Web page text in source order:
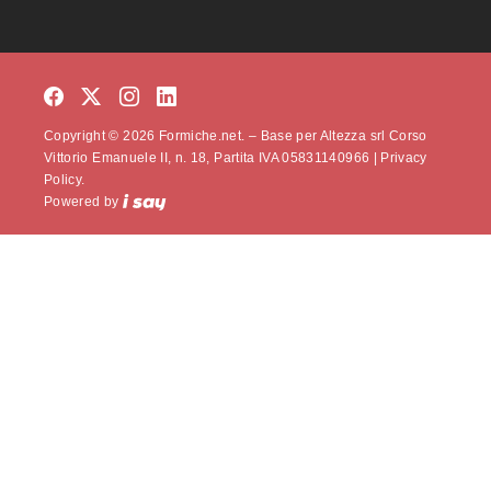
Copyright © 2026 Formiche.net. – Base per Altezza srl Corso
Vittorio Emanuele II, n. 18, Partita IVA 05831140966 |
Privacy
Policy.
Powered by